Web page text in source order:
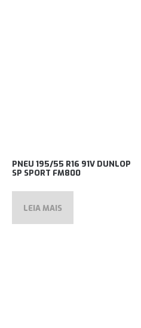
PNEU 195/55 R16 91V DUNLOP
SP SPORT FM800
LEIA MAIS